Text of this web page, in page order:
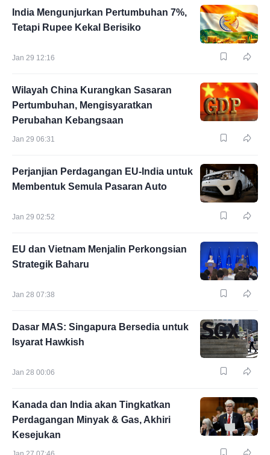
India Mengunjurkan Pertumbuhan 7%,
Tetapi Rupee Kekal Berisiko
Jan 29 12:16
Wilayah China Kurangkan Sasaran
Pertumbuhan, Mengisyaratkan
Perubahan Kebangsaan
Jan 29 06:31
Perjanjian Perdagangan EU-India untuk
Membentuk Semula Pasaran Auto
Jan 29 02:52
EU dan Vietnam Menjalin Perkongsian
Strategik Baharu
Jan 28 07:38
Dasar MAS: Singapura Bersedia untuk
Isyarat Hawkish
Jan 28 00:06
Kanada dan India akan Tingkatkan
Perdagangan Minyak & Gas, Akhiri
Kesejukan